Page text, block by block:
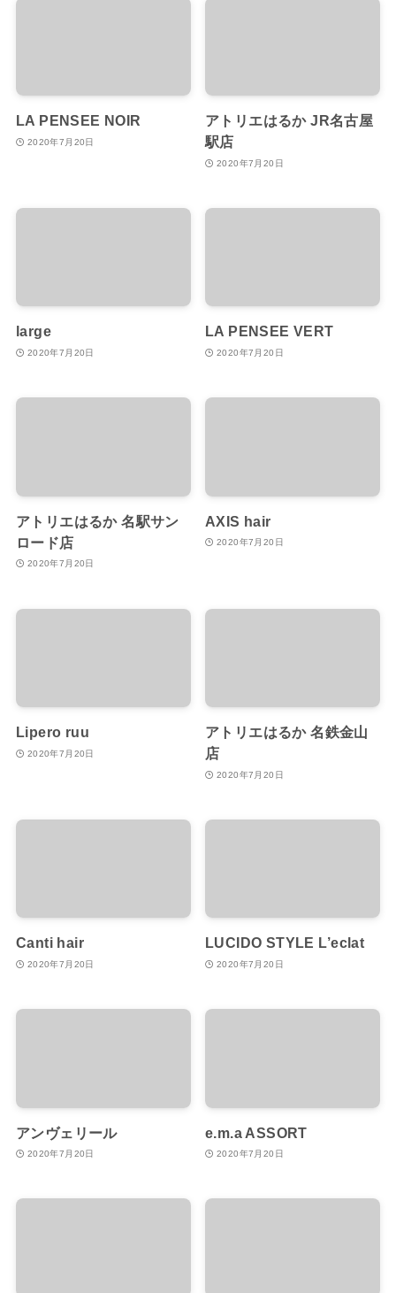
LA PENSEE NOIR
2020年7月20日
アトリエはるか JR名古屋
駅店
2020年7月20日
large
2020年7月20日
LA PENSEE VERT
2020年7月20日
アトリエはるか 名駅サン
ロード店
2020年7月20日
AXIS hair
2020年7月20日
Lipero ruu
2020年7月20日
アトリエはるか 名鉄金山
店
2020年7月20日
Canti hair
2020年7月20日
LUCIDO STYLE L’eclat
2020年7月20日
アンヴェリール
2020年7月20日
e.m.a ASSORT
2020年7月20日